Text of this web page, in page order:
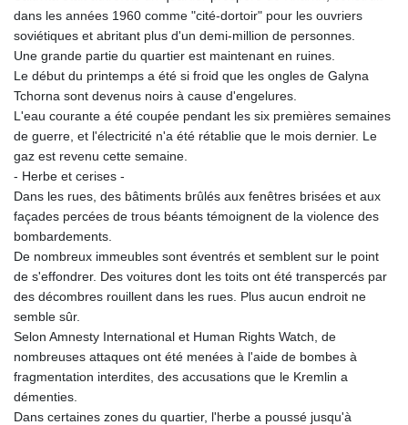
dans les années 1960 comme "cité-dortoir" pour les ouvriers
soviétiques et abritant plus d'un demi-million de personnes.
Une grande partie du quartier est maintenant en ruines.
Le début du printemps a été si froid que les ongles de Galyna
Tchorna sont devenus noirs à cause d'engelures.
L'eau courante a été coupée pendant les six premières semaines
de guerre, et l'électricité n'a été rétablie que le mois dernier. Le
gaz est revenu cette semaine.
- Herbe et cerises -
Dans les rues, des bâtiments brûlés aux fenêtres brisées et aux
façades percées de trous béants témoignent de la violence des
bombardements.
De nombreux immeubles sont éventrés et semblent sur le point
de s'effondrer. Des voitures dont les toits ont été transpercés par
des décombres rouillent dans les rues. Plus aucun endroit ne
semble sûr.
Selon Amnesty International et Human Rights Watch, de
nombreuses attaques ont été menées à l'aide de bombes à
fragmentation interdites, des accusations que le Kremlin a
démenties.
Dans certaines zones du quartier, l'herbe a poussé jusqu'à